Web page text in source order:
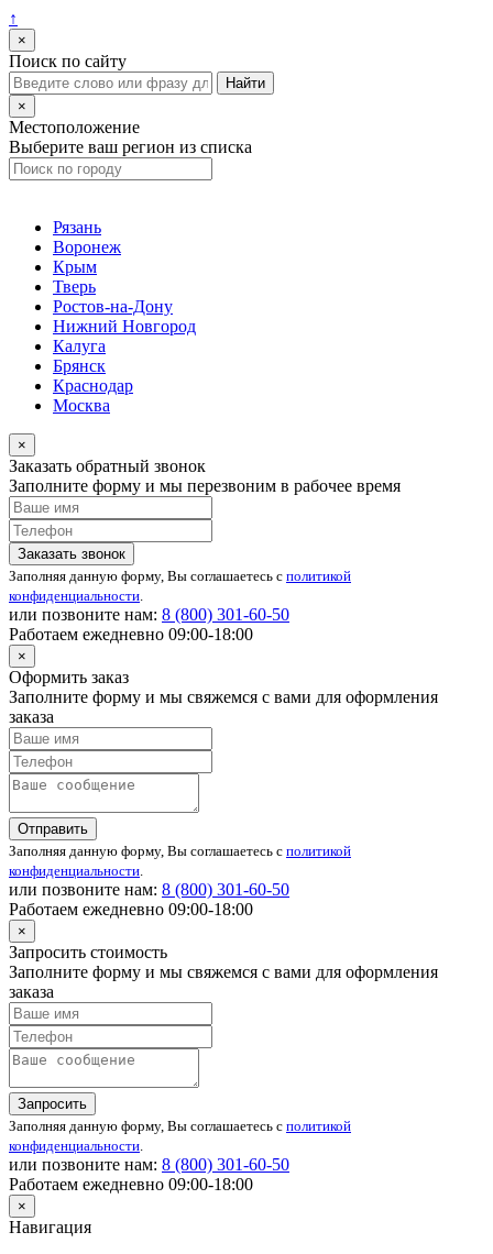
↑
×
Поиск по сайту
×
Местоположение
Выберите ваш регион из списка
Рязань
Воронеж
Крым
Тверь
Ростов-на-Дону
Нижний Новгород
Калуга
Брянск
Краснодар
Москва
×
Заказать обратный звонок
Заполните форму и мы перезвоним в рабочее время
Заказать звонок
Заполняя данную форму, Вы соглашаетесь с политикой
конфиденциальности.
или позвоните нам: 8 (800) 301-60-50
Работаем ежедневно 09:00-18:00
×
Оформить заказ
Заполните форму и мы свяжемся с вами для оформления
заказа
Отправить
Заполняя данную форму, Вы соглашаетесь с политикой
конфиденциальности.
или позвоните нам: 8 (800) 301-60-50
Работаем ежедневно 09:00-18:00
×
Запросить стоимость
Заполните форму и мы свяжемся с вами для оформления
заказа
Запросить
Заполняя данную форму, Вы соглашаетесь с политикой
конфиденциальности.
или позвоните нам: 8 (800) 301-60-50
Работаем ежедневно 09:00-18:00
×
Навигация